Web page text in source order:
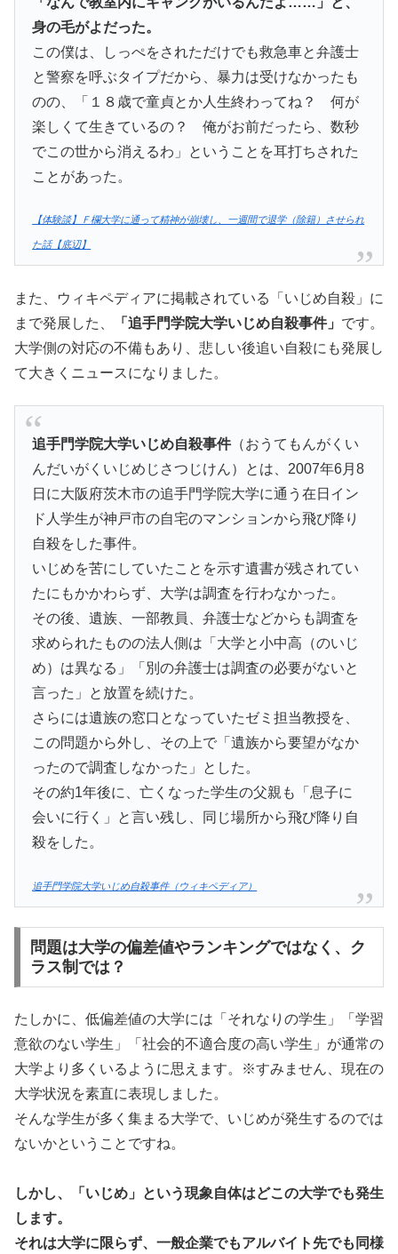
身の毛がよだった。
この僕は、しっぺをされただけでも救急車と弁護士
と警察を呼ぶタイプだから、暴力は受けなかったも
のの、「１８歳で童貞とか人生終わってね？ 何が
楽しくて生きているの？ 俺がお前だったら、数秒
でこの世から消えるわ」ということを耳打ちされた
ことがあった。
【体験談】Ｆ欄大学に通って精神が崩壊し、一週間で退学（除籍）させられ
た話【底辺】
また、ウィキペディアに掲載されている「いじめ自殺」に
まで発展した、
「追手門学院大学いじめ自殺事件」 です。
大学側の対応の不備もあり、悲しい後追い自殺にも発展し
て大きくニュースになりました。
追手門学院大学いじめ自殺事件（おうてもんがくい
んだいがくいじめじさつじけん）とは、2007年6月8
日に大阪府茨木市の追手門学院大学に通う在日イン
ド人学生が神戸市の自宅のマンションから飛び降り
自殺をした事件。
いじめを苦にしていたことを示す遺書が残されてい
たにもかかわらず、大学は調査を行わなかった。
その後、遺族、一部教員、弁護士などからも調査を
求められたものの法人側は「大学と小中高（のいじ
め）は異なる」「別の弁護士は調査の必要がないと
言った」と放置を続けた。
さらには遺族の窓口となっていたゼミ担当教授を、
この問題から外し、その上で「遺族から要望がなか
ったので調査しなかった」とした。
その約1年後に、亡くなった学生の父親も「息子に
会いに行く」と言い残し、同じ場所から飛び降り自
殺をした。
追手門学院大学いじめ自殺事件（ウィキペディア）
問題は大学の偏差値やランキングではなく、ク
ラス制では？
たしかに、低偏差値の大学には「それなりの学生」「学習
意欲のない学生」「社会的不適合度の高い学生」が通常の
大学より多くいるように思えます。※すみません、現在の
大学状況を素直に表現しました。
そんな学生が多く集まる大学で、いじめが発生するのでは
ないかということですね。
しかし、「いじめ」という現象自体はどこの大学でも発生
します。
それは大学に限らず、一般企業でもアルバイト先でも同様